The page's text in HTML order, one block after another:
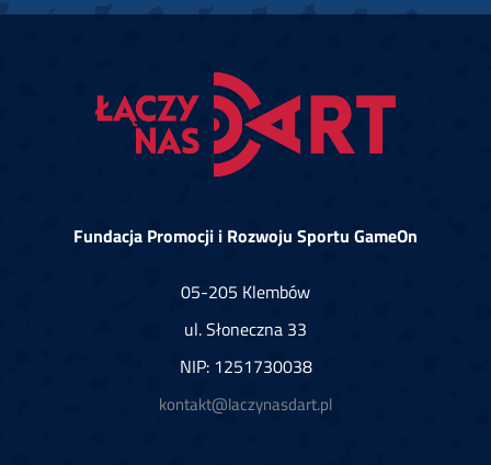
Fundacja Promocji i Rozwoju Sportu GameOn
05-205 Klembów
ul. Słoneczna 33
NIP: 1251730038
kontakt@laczynasdart.pl